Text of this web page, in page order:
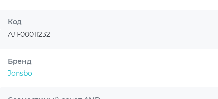
Код
АЛ-00011232
Бренд
Jonsbo